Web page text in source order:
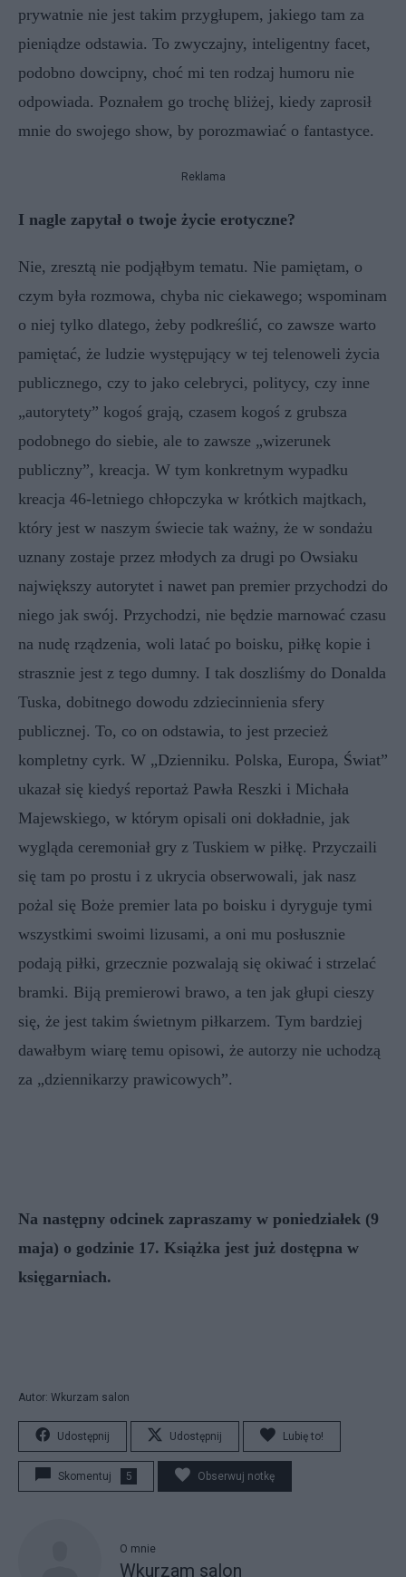
prywatnie nie jest takim przygłupem, jakiego tam za
pieniądze odstawia. To zwyczajny, inteligentny facet,
podobno dowcipny, choć mi ten rodzaj humoru nie
odpowiada. Poznałem go trochę bliżej, kiedy zaprosił
mnie do swojego show, by porozmawiać o fantastyce.
Reklama
I nagle zapytał o twoje życie erotyczne?
Nie, zresztą nie podjąłbym tematu. Nie pamiętam, o
czym była rozmowa, chyba nic ciekawego; wspominam
o niej tylko dlatego, żeby podkreślić, co zawsze warto
pamiętać, że ludzie występujący w tej telenoweli życia
publicznego, czy to jako celebryci, politycy, czy inne
„autorytety” kogoś grają, czasem kogoś z grubsza
podobnego do siebie, ale to zawsze „wizerunek
publiczny”, kreacja. W tym konkretnym wypadku
kreacja 46-letniego chłopczyka w krótkich majtkach,
który jest w naszym świecie tak ważny, że w sondażu
uznany zostaje przez młodych za drugi po Owsiaku
największy autorytet i nawet pan premier przychodzi do
niego jak swój. Przychodzi, nie będzie marnować czasu
na nudę rządzenia, woli latać po boisku, piłkę kopie i
strasznie jest z tego dumny. I tak doszliśmy do Donalda
Tuska, dobitnego dowodu zdziecinnienia sfery
publicznej. To, co on odstawia, to jest przecież
kompletny cyrk. W „Dzienniku. Polska, Europa, Świat”
ukazał się kiedyś reportaż Pawła Reszki i Michała
Majewskiego, w którym opisali oni dokładnie, jak
wygląda ceremoniał gry z Tuskiem w piłkę. Przyczaili
się tam po prostu i z ukrycia obserwowali, jak nasz
pożal się Boże premier lata po boisku i dyryguje tymi
wszystkimi swoimi lizusami, a oni mu posłusznie
podają piłki, grzecznie pozwalają się okiwać i strzelać
bramki. Biją premierowi brawo, a ten jak głupi cieszy
się, że jest takim świetnym piłkarzem. Tym bardziej
dawałbym wiarę temu opisowi, że autorzy nie uchodzą
za „dziennikarzy prawicowych”.
Na następny odcinek zapraszamy w poniedziałek (9
maja) o godzinie 17. Książka jest już dostępna w
księgarniach.
Autor: Wkurzam salon
Udostępnij Udostępnij Lubię to!
Skomentuj 5 Obserwuj notkę
O mnie
Wkurzam salon